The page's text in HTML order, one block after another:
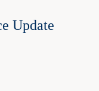
Update